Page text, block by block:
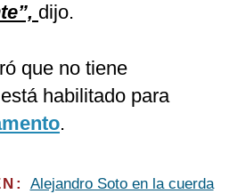
dijo.
que no tiene
habilitado para
.
Alejandro Soto en la cuerda